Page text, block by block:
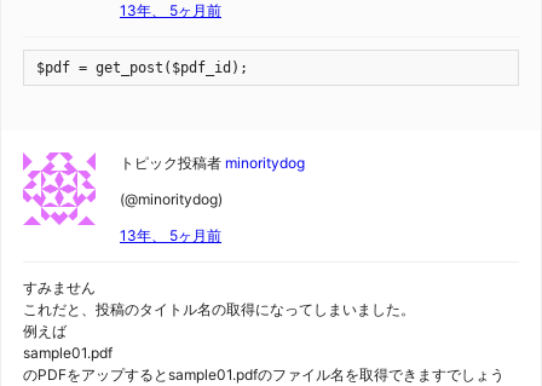
13年、 5ヶ月前
$pdf = get_post($pdf_id);
トピック投稿者 minoritydog
(@minoritydog)
13年、 5ヶ月前
すみません
これだと、投稿のタイトル名の取得になってしまいました。
例えば
sample01.pdf
のPDFをアップするとsample01.pdfのファイル名を取得できますでしょう